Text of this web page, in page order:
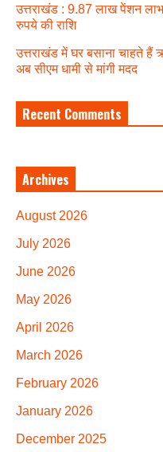
उत्तराखंड : 9.87 लाख पेंशन
रुपये की राशि
उत्तराखंड में घर बसाना चाहते
अब सीएम धामी से मांगी मदद
Recent Comments
Archives
August 2026
July 2026
June 2026
May 2026
April 2026
March 2026
February 2026
January 2026
December 2025